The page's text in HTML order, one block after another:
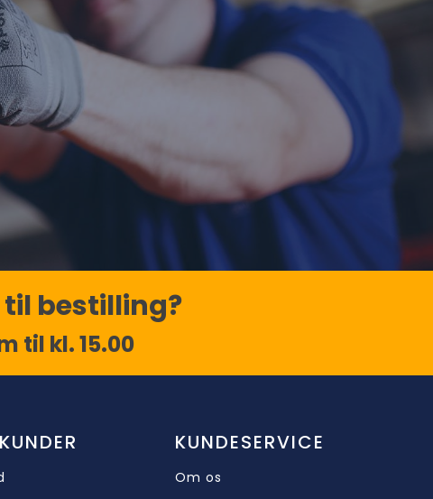
bestilling?
til kl. 15.00
KUNDESERVICE
Om os